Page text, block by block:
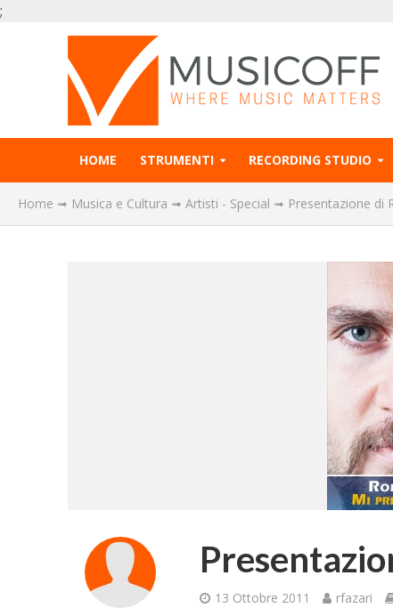
;
HOME STRUMENTI RECORDING STUDIO
Home ➟ Musica e Cultura ➟ Artisti - Special ➟ Presentazione di
13 Ottobre 2011 rfazari